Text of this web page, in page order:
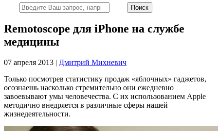
Remotoscope для iPhone на службе
медицины
07 апреля 2013 | Дмитрий Михневич
Только посмотрев статистику продаж «яблочных» гаджетов,
осознаешь насколько стремительно они ежедневно
завоевывают умы человечества. С их использованием Apple
методично внедряется в различные сферы нашей
жизнедеятельности.